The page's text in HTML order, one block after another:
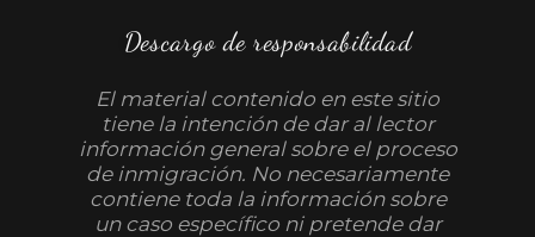
Descargo de responsabilidad
El material contenido en este sitio
tiene la intención de dar al lector
información general sobre el proceso
de inmigración. No necesariamente
contiene toda la información sobre
un caso específico ni pretende dar